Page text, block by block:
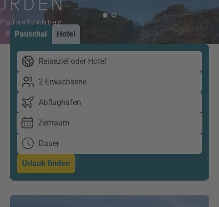
Pauschal Hotel
Reiseziel oder Hotel
2 Erwachsene
Abflughafen
Zeitraum
Dauer
Urlaub finden